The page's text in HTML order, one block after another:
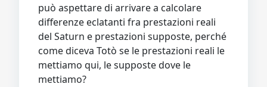
può aspettare di arrivare a calcolare
differenze eclatanti fra prestazioni reali
del Saturn e prestazioni supposte, perché
come diceva Totò se le prestazioni reali le
mettiamo qui, le supposte dove le
mettiamo?